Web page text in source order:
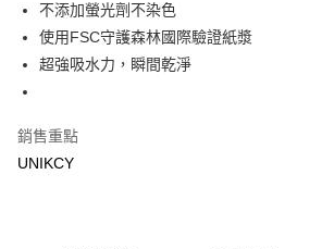
街口支付
悠遊付
Google Pay
不添加螢光劑不染色
使用FSC守護森林國際驗證紙漿
超強吸水力，瞬間乾淨
銷售重點
UNIKCY